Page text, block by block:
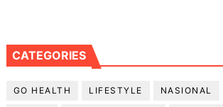
CATEGORIES
GO HEALTH LIFESTYLE NASIONAL